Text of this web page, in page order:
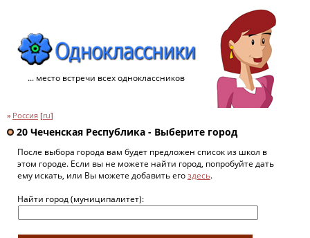
... место встречи всех одноклассников
» Россия [ru]
20 Чеченская Республика - Выберите город
После выбора города вам будет предложен список из школ в
этом городе. Если вы не можете найти город, попробуйте дать
ему искать, или Вы можете добавить егоздесь.
Найти город (муниципалитет):